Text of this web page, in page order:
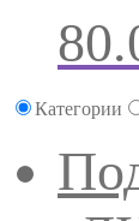
Категории